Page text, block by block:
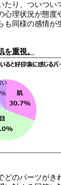
たり、ついつい
心理状況が態度
も同様の感情が
重視。
どのパーツがき